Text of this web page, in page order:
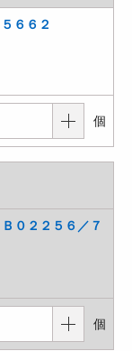
６６２
個
０２２５６／７
個